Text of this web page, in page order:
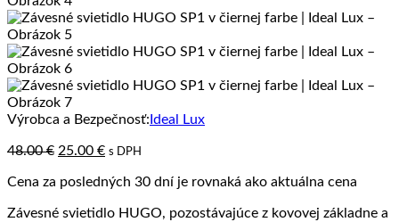
Výrobca a Bezpečnosť: Ideal Lux
48.00€ Pôvodná
bola:
25.00 €Aktuálna
je:
s DPH
Cena za posledných 30 dní je rovnaká ako aktuálna cena
Závesné svietidlo HUGO, pozostávajúce z kovovej základne a